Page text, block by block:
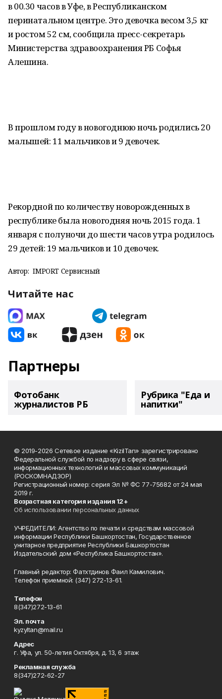
в 00.30 часов в Уфе, в Республиканском
перинатальном центре. Это девочка весом 3,5 кг
и ростом 52 см, сообщила пресс-секретарь
Министерства здравоохранения РБ Софья
Алешина.
В прошлом году в новогоднюю ночь родились 20
малышей: 11 мальчиков и 9 девочек.
Рекордной по количеству новорожденных в
республике была новогодняя ночь 2015 года. 1
января с полуночи до шести часов утра родилось
29 детей: 19 мальчиков и 10 девочек.
Автор: IMPORT Сервисный
Читайте нас
Партнеры
Фотобанк
журналистов РБ
Рубрика "Еда и
напитки"
© 2019-2026 Сетевое издание «KizilTan» зарегистрировано
Федеральной службой по надзору в сфере связи,
информационных технологий и массовых коммуникаций
(РОСКОМНАДЗОР)
Регистрационный номер: серия Эл № ФС 77-75682 от 24 мая
2019 г.
Возрастная категория издания 12+
Об использовании персональных данных
УЧРЕДИТЕЛИ: Агентство по печати и средствам массовой
информации Республики Башкортостан, Государственное
унитарное предприятие Республики Башкортостан
Издательский дом «Республика Башкортостан».
Главный редактор: Фатхтдинов Фаил Камилович.
Телефон приемной: (347) 272-13-61.
Телефон
8(347)272-13-61
Эл. почта
kyzyltan@mail.ru
Адрес
г. Уфа, ул. 50-летия Октября, д. 13, 6 этаж
Рекламная служба
8(347)272-62-27